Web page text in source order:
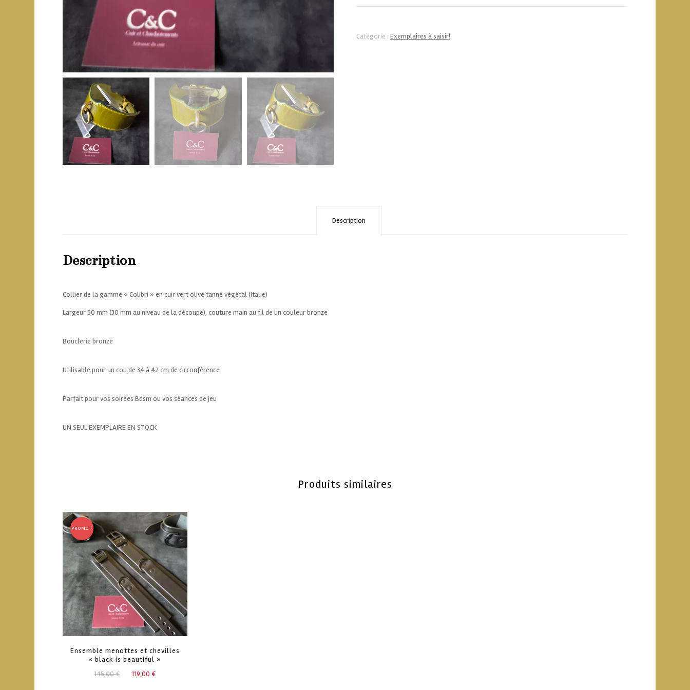
Collier
vert
Catégorie : Exemplaires à saisir!
Description
Description
Collier de la gamme « Colibri » en cuir vert olive tanné végétal (Italie)
Largeur 50 mm (30 mm au niveau de la découpe), couture main au fil de lin couleur bronze
Bouclerie bronze
Utilisable pour un cou de 34 à 42 cm de circonférence
Parfait pour vos soirées Bdsm ou vos séances de jeu
UN SEUL EXEMPLAIRE EN STOCK
Produits similaires
PROMO !
Ensemble menottes et chevilles
« black is beautiful »
145,00€
Le119,00€